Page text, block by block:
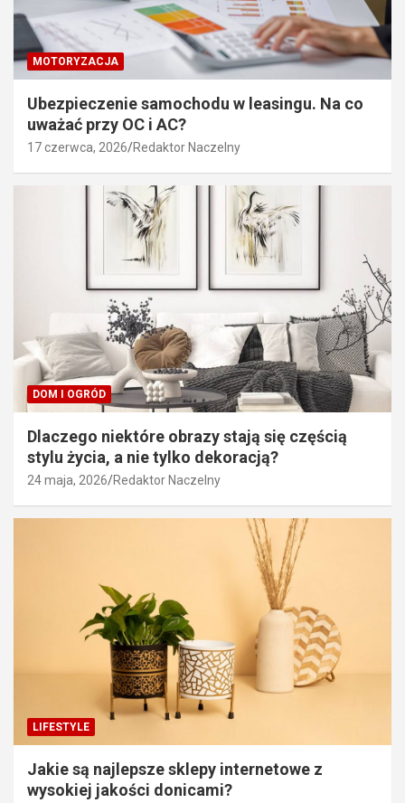
MOTORYZACJA
Ubezpieczenie samochodu w leasingu. Na co
uważać przy OC i AC?
17 czerwca, 2026 Redaktor Naczelny
DOM I OGRÓD
Dlaczego niektóre obrazy stają się częścią
stylu życia, a nie tylko dekoracją?
24 maja, 2026 Redaktor Naczelny
LIFESTYLE
Jakie są najlepsze sklepy internetowe z
wysokiej jakości donicami?